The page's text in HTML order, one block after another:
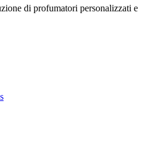
di profumatori personalizzati e